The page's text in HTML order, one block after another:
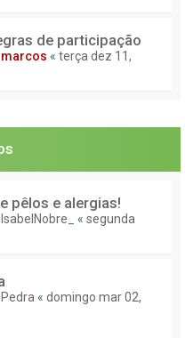
de participação
marcos « terça dez 11,
pêlos e alergias!
IsabelNobre_ « segunda
Pedra « domingo mar 02,